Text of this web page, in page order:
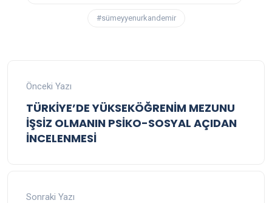
#sümeyyenurkandemir
Önceki Yazı
TÜRKİYE’DE YÜKSEKÖĞRENİM MEZUNU
İŞSİZ OLMANIN PSİKO-SOSYAL AÇIDAN
İNCELENMESİ
Sonraki Yazı